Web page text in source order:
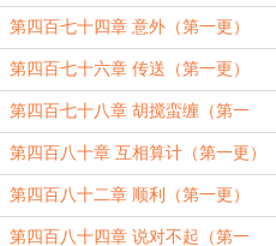
一更）
第四百七十四章 意外（第一更）
第四百七十六章 传送（第一更）
第四百七十八章 胡搅蛮缠（第一
更）
第四百八十章 互相算计（第一更）
第四百八十二章 顺利（第一更）
第四百八十四章 说对不起（第一